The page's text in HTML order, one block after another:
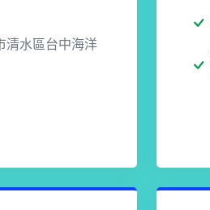
清水區台中海洋